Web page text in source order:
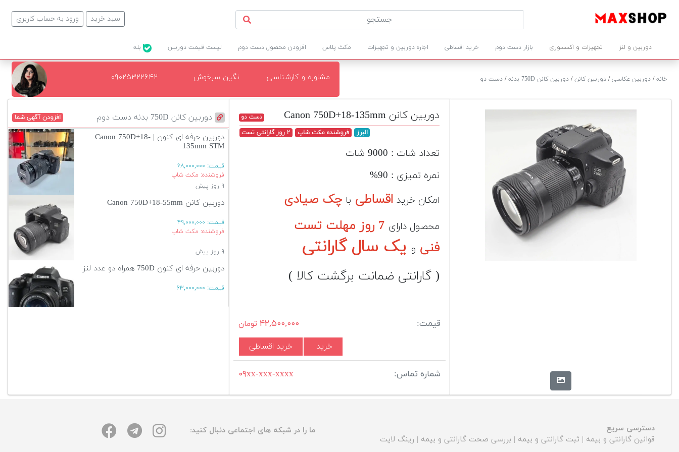
ورود به حساب کاربری سبد خرید
دوربین و لنز تجهیزات و اکسسوری بازار دست دوم خرید اقساطی اجاره دوربین و تجهیزات مکث پلاس افزودن محصول دست دوم لیست قیمت دوربین
خانه/ دوربین عکاسی/ دوربین کانن/ دوربین کانن 750D بدنه / دست دو مشاوره و کارشناسی نگین سرخوش ۰۹۰۲۵۳۲۲۶۴۲
دوربین کانن 750D بدنه دست دوم افزودن آگهی شما
دوربین حرفه ای کنون | Canon 750D+18-
135mm STM
قیمت: ۶۸,۰۰۰,۰۰۰
فروشنده: مکث شاپ
۹ روز پیش
دوربین کانن Canon 750D+18-55mm
قیمت: ۴۹,۰۰۰,۰۰۰
فروشنده: مکث شاپ
۹ روز پیش
دوربین حرفه ای کنون 750D همراه دو عدد لنز
قیمت: ۶۳,۰۰۰,۰۰۰
دوربین کانن Canon 750D+18-135mm
دست دو
البرز
فروشنده مکث شاپ ۲ روز گارانتی تست
تعداد شات : 9000 شات
نمره تمیزی : 90%
امکان خرید اقساطی با چک صیادی
محصول دارای
7 روز مهلت تست
فنی و یک سال گارانتی
( گارانتی ضمانت برگشت کالا )
قیمت: ۴۲,۵۰۰,۰۰۰ تومان
خرید خرید اقساطی
شماره تماس: ۰۹xx-xxx-xxxx
دسترسی سریع
قوانین گارانتی و بیمه | ثبت گارانتی و بیمه | بررسی صحت گارانتی و بیمه | رینگ لایت
ما را در شبکه های اجتماعی دنبال کنید: